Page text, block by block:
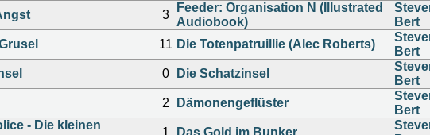
3
Feeder: Organisation N (Illustrated
Audiobook)
Bert
11 Die Totenpatruillie (Alec Roberts)
Bert
0 Die Schatzinsel
Bert
2 Dämonengeflüster
Bert
- Die kleinen
1 Das Gold im Bunker